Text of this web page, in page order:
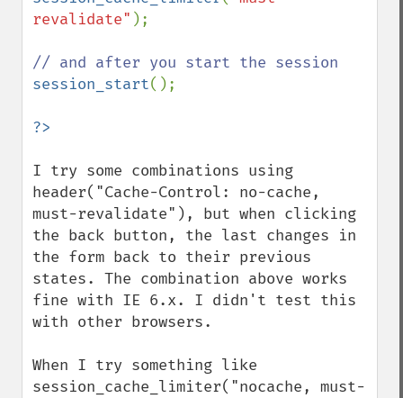
revalidate" );
session_start();
I try some combinations using
header("Cache-Control: no-cache,
must-revalidate"), but when clicking
the back button, the last changes in
the form back to their previous
states. The combination above works
fine with IE 6.x. I didn't test this
with other browsers.
When I try something like
session_cache_limiter("nocache, must-